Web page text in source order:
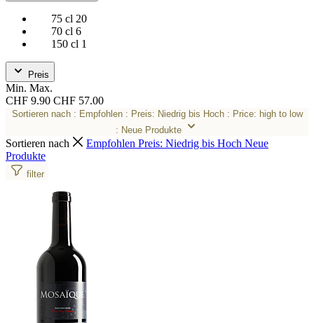
75 cl 20
70 cl 6
150 cl 1
Preis
Min. Max.
CHF 9.90 CHF 57.00
Sortieren nach : Empfohlen : Preis: Niedrig bis Hoch : Price: high to low
: Neue Produkte
Sortieren nach Empfohlen Preis: Niedrig bis Hoch Neue
Produkte
filter